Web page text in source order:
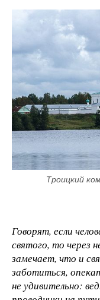
Троицкий
Говорят, если
святого, то через
замечает, что и
заботиться,
не удивительно: